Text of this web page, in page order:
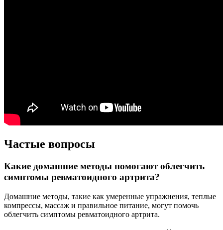
Частые вопросы
Какие домашние методы помогают облегчить
симптомы ревматоидного артрита?
Домашние методы, такие как умеренные упражнения, теплые
компрессы, массаж и правильное питание, могут помочь
облегчить симптомы ревматоидного артрита.